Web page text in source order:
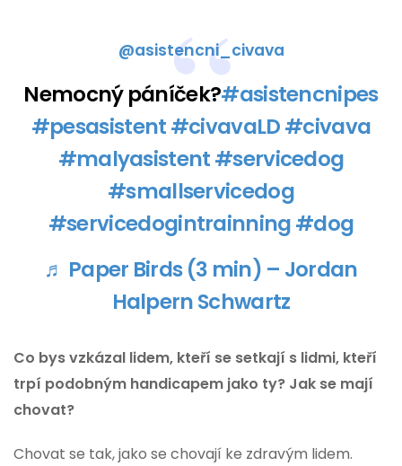
@asistencni_civava
Nemocný páníček?#asistencnipes
#pesasistent#civavaLD#civava
#malyasistent#servicedog
#smallservicedog
#servicedogintrainning#dog
♬ Paper Birds (3 min) – Jordan
Halpern Schwartz
Co bys vzkázal lidem, kteří se setkají s lidmi, kteří
trpí podobným handicapem jako ty? Jak se mají
chovat?
Chovat se tak, jako se chovají ke zdravým lidem.